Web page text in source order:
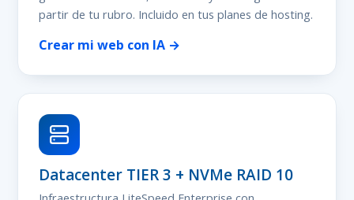
partir de tu rubro. Incluido en tus planes de hosting.
Crear mi web con IA →
Datacenter TIER 3 + NVMe RAID 10